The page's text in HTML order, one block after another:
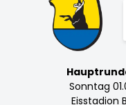
Sonntag
Eisstadion